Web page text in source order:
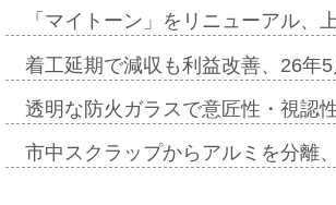
「マイトーン」をリニューアル
着工延期で減収も利益改善、26
透明な防火ガラスで意匠性・視認
市中スクラップからアルミを分離